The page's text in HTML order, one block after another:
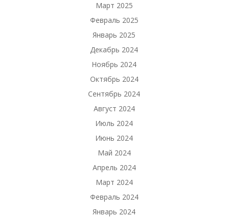
Март 2025
Февраль 2025
Январь 2025
Декабрь 2024
Ноябрь 2024
Октябрь 2024
Сентябрь 2024
Август 2024
Июль 2024
Июнь 2024
Май 2024
Апрель 2024
Март 2024
Февраль 2024
Январь 2024